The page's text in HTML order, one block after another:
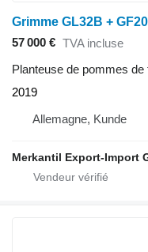
Grimme GL32B +
57 000 € TVA incluse
Planteuse de pommes de
2019
Allemagne, Kunde
Merkantil Export-Import